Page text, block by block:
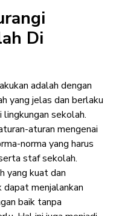
Di
adalah dengan
yang jelas dan berlaku
sekolah.
aturan mengenai
norma yang harus
staf sekolah.
yang kuat dan
dapat menjalankan
baik tanpa